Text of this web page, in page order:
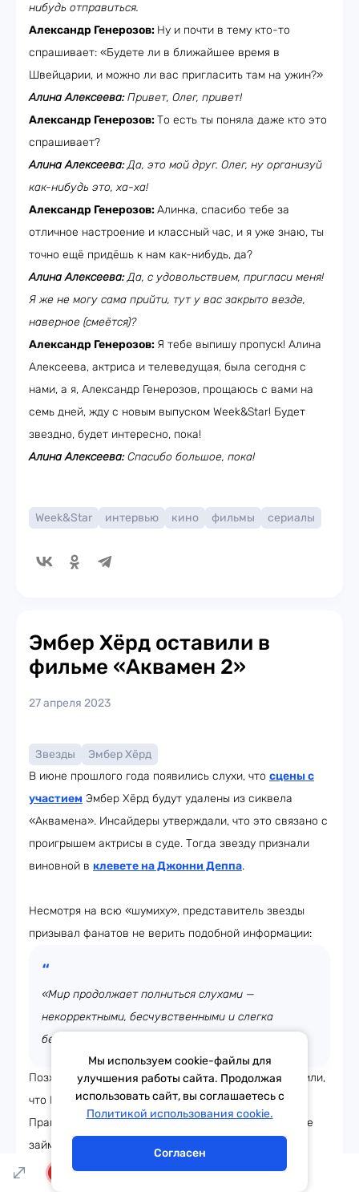
нибудь отправиться.
Александр Генерозов: Ну и почти в тему кто-то
спрашивает: «Будете ли в ближайшее время в
Швейцарии, и можно ли вас пригласить там на ужин?»
Алина Алексеева:Привет, Олег, привет!
Александр Генерозов:То есть ты поняла даже кто это
спрашивает?
Алина Алексеева:Да, это мой друг. Олег, ну организуй
как-нибудь это, ха-ха!
Александр Генерозов:Алинка, спасибо тебе за
отличное настроение и классный час, и я уже знаю, ты
точно ещё придёшь к нам как-нибудь, да?
Алина Алексеева:Да, с удовольствием, пригласи меня!
Я же не могу сама прийти, тут у вас закрыто везде,
наверное (смеётся)?
Александр Генерозов: Я тебе выпишу пропуск! Алина
Алексеева, актриса и телеведущая, была сегодня с
нами, а я, Александр Генерозов, прощаюсь с вами на
семь дней, жду с новым выпуском Week&Star! Будет
звездно, будет интересно, пока!
Алина Алексеева:Спасибо большое, пока!
Week&Star интервью кино фильмы сериалы
Эмбер Хёрд оставили в
фильме «Аквамен 2»
27 апреля 2023
Звезды
Эмбер Хёрд
В июне прошлого года появились слухи, что сцены с
участием Эмбер Хёрд будут удалены из сиквела
«Аквамена». Инсайдеры утверждали, что это связано с
проигрышем актрисы в суде. Тогда звезду признали
виновной в клевете на Джонни Деппа.
Несмотря на всю «шумиху», представитель звезды
призывал фанатов не верить подобной информации:
«Мир продолжает полниться слухами —
некорректными, бесчувственными и слегка
безумными».
Позже режиссёры второй части «Аквамена» объявили,
что Мера — героиня Эмбер — останется в фильме.
Правда, в общей сложности её появление на экране
займёт 10 минут.
Тема дня Гороскоп
Мы используем cookie-файлы для
улучшения работы сайта. Продолжая
использовать сайт, вы соглашаетесь с
Политикой использования cookie.
Согласен